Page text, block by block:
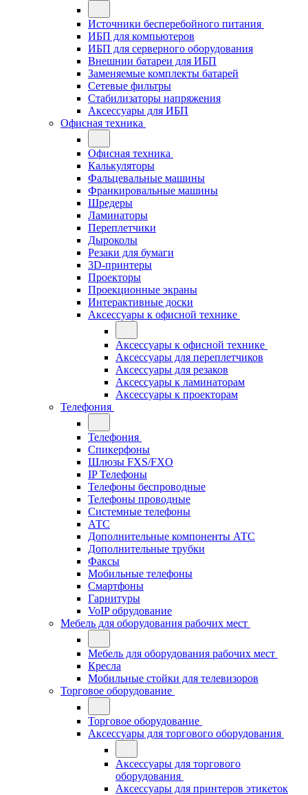
Источники бесперебойного питания
ИБП для компьютеров
ИБП для серверного оборудования
Внешнии батареи для ИБП
Заменяемые комплекты батарей
Сетевые фильтры
Стабилизаторы напряжения
Аксессуары для ИБП
Офисная техника
Офисная техника
Калькуляторы
Фальцевальные машины
Франкировальные машины
Шредеры
Ламинаторы
Переплетчики
Дыроколы
Резаки для бумаги
3D-принтеры
Проекторы
Проекционные экраны
Интерактивные доски
Аксессуары к офисной технике
Аксессуары к офисной технике
Аксессуары для переплетчиков
Аксессуары для резаков
Аксессуары к ламинаторам
Аксессуары к проекторам
Телефония
Телефония
Спикерфоны
Шлюзы FXS/FXO
IP Телефоны
Телефоны беспроводные
Телефоны проводные
Системные телефоны
АТС
Дополнительные компоненты АТС
Дополнительные трубки
Факсы
Мобильные телефоны
Смартфоны
Гарнитуры
VoIP обрудование
Мебель для оборудования рабочих мест
Мебель для оборудования рабочих мест
Кресла
Мобильные стойки для телевизоров
Торговое оборудование
Торговое оборудование
Аксессуары для торгового оборудования
Аксессуары для торгового
оборудования
Аксессуары для принтеров этикеток